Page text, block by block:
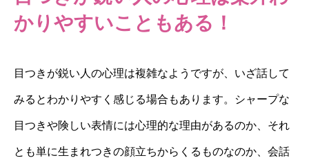
かりやすいこともある！
目つきが鋭い人の心理は複雑なようですが、いざ話して
みるとわかりやすく感じる場合もあります。シャープな
目つきや険しい表情には心理的な理由があるのか、それ
とも単に生まれつきの顔立ちからくるものなのか、会話